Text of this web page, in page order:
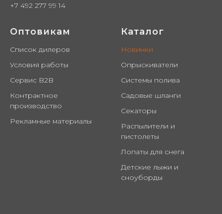
+7 492 277 99 14
Оптовикам
Список дилеров
Условия работы
Сервис B2B
Контрактное
производство
Рекламные материалы
Каталог
Новинки
Опрыскиватели
Системы полива
Садовые шланги
Секаторы
Распылители и
пистолеты
Лопаты для снега
Детские лыжи и
сноуборды